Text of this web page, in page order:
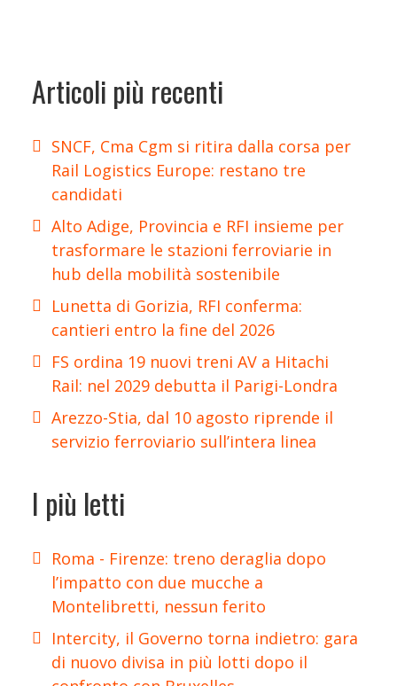
Articoli più recenti
SNCF, Cma Cgm si ritira dalla corsa per
Rail Logistics Europe: restano tre
candidati
Alto Adige, Provincia e RFI insieme per
trasformare le stazioni ferroviarie in
hub della mobilità sostenibile
Lunetta di Gorizia, RFI conferma:
cantieri entro la fine del 2026
FS ordina 19 nuovi treni AV a Hitachi
Rail: nel 2029 debutta il Parigi-Londra
Arezzo-Stia, dal 10 agosto riprende il
servizio ferroviario sull’intera linea
I più letti
Roma - Firenze: treno deraglia dopo
l’impatto con due mucche a
Montelibretti, nessun ferito
Intercity, il Governo torna indietro: gara
di nuovo divisa in più lotti dopo il